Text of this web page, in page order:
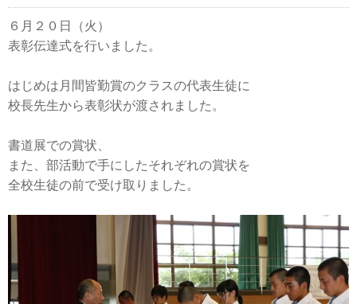
６月２０日（火）
表彰伝達式を行いました。
はじめは月間皆勤賞のクラスの代表生徒に
校長先生から表彰状が渡されました。
書道展での賞状、
また、部活動で手にしたそれぞれの賞状を
全校生徒の前で受け取りました。